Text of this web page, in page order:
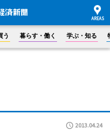
う 暮らす・働く 学ぶ・知る
2013.04.24